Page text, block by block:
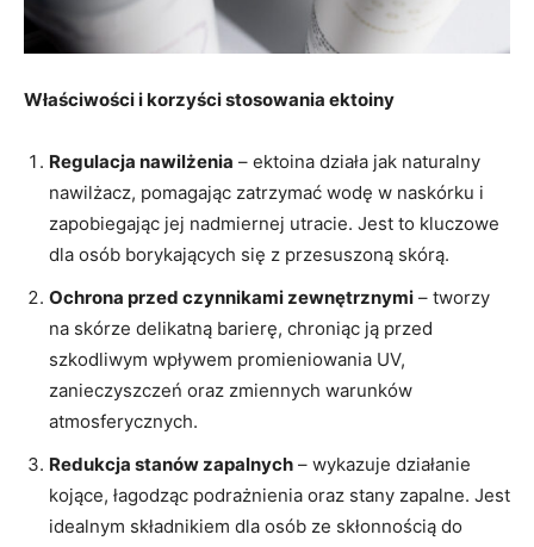
Właściwości i korzyści stosowania ektoiny
Regulacja nawilżenia – ektoina działa jak naturalny
nawilżacz, pomagając zatrzymać wodę w naskórku i
zapobiegając jej nadmiernej utracie. Jest to kluczowe
dla osób borykających się z przesuszoną skórą.
Ochrona przed czynnikami zewnętrznymi – tworzy
na skórze delikatną barierę, chroniąc ją przed
szkodliwym wpływem promieniowania UV,
zanieczyszczeń oraz zmiennych warunków
atmosferycznych.
Redukcja stanów zapalnych – wykazuje działanie
kojące, łagodząc podrażnienia oraz stany zapalne. Jest
idealnym składnikiem dla osób ze skłonnością do